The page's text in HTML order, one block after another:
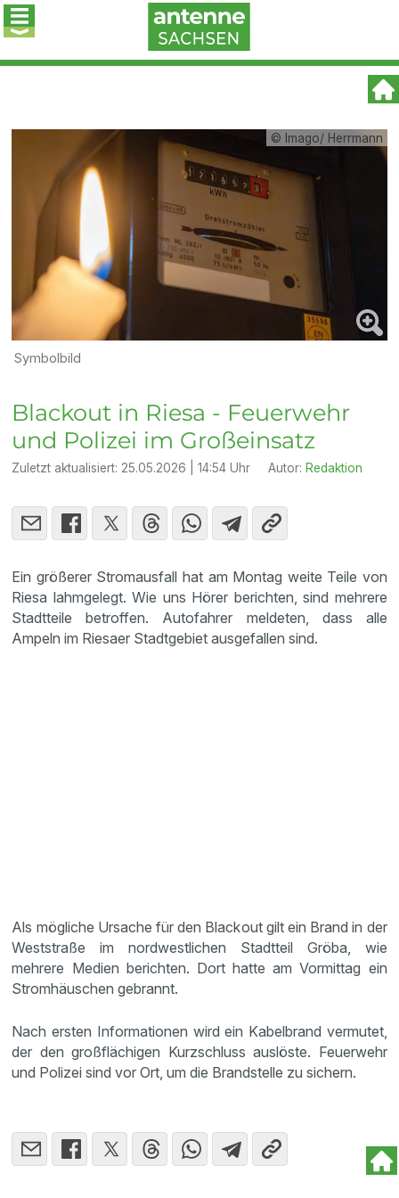
© Imago/ Herrmann
Symbolbild
Blackout in Riesa - Feuerwehr
und Polizei im Großeinsatz
Zuletzt aktualisiert: 25.05.2026 | 14:54 Uhr Autor: Redaktion
Ein größerer Stromausfall hat am Montag weite Teile von
Riesa lahmgelegt. Wie uns Hörer berichten, sind mehrere
Stadtteile betroffen. Autofahrer meldeten, dass alle
Ampeln im Riesaer Stadtgebiet ausgefallen sind.
Als mögliche Ursache für den Blackout gilt ein Brand in der
Weststraße im nordwestlichen Stadtteil Gröba, wie
mehrere Medien berichten. Dort hatte am Vormittag ein
Stromhäuschen gebrannt.
Nach ersten Informationen wird ein Kabelbrand vermutet,
der den großflächigen Kurzschluss auslöste. Feuerwehr
und Polizei sind vor Ort, um die Brandstelle zu sichern.